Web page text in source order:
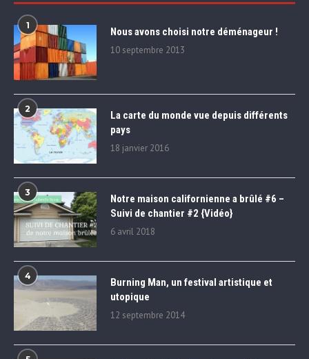
1 Nous avons choisi notre déménageur !
10 septembre 2013
2
La carte du monde vue depuis différents
pays
18 janvier 2016
3
Notre maison californienne a brûlé #6 –
Suivi de chantier #2 {Vidéo}
6 avril 2018
4
Burning Man, un festival artistique et
utopique
12 septembre 2014